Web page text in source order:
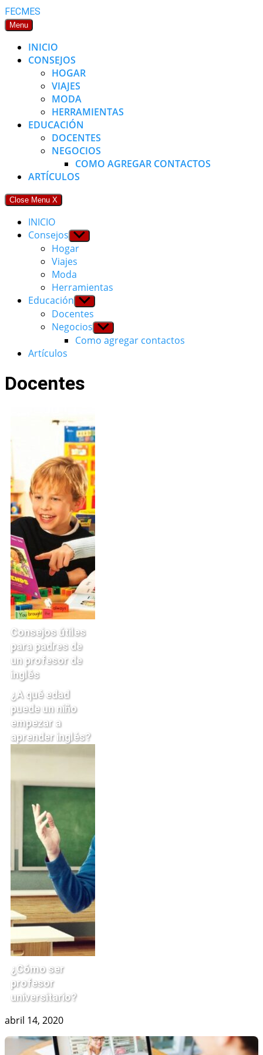
Skip
to
FECMES
Menu
INICIO
CONSEJOS
HOGAR
VIAJES
MODA
HERRAMIENTAS
EDUCACIÓN
DOCENTES
NEGOCIOS
COMO AGREGAR CONTACTOS
ARTÍCULOS
Close Menu X
INICIO
Consejos Show
sub
menu
Hogar
Viajes
Moda
Herramientas
Educación Show
sub
menu
Docentes
Negocios Show
sub
menu
Como agregar contactos
Artículos
Docentes
Consejos útiles
para padres de
un profesor de
inglés
¿A qué edad
puede un niño
empezar a
aprender inglés?
¿Cómo ser
profesor
universitario?
abril 14, 2020